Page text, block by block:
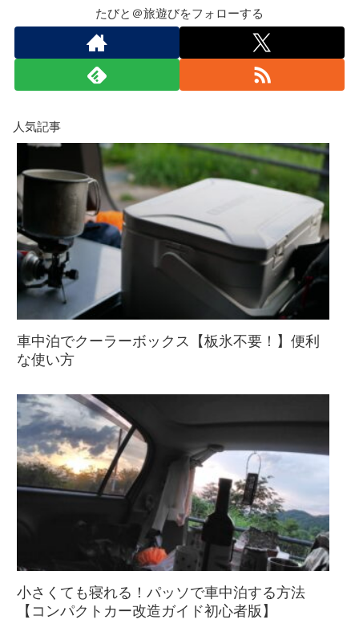
たびと＠旅遊びをフォローする
人気記事
車中泊でクーラーボックス【板氷不要！】便利
な使い方
小さくても寝れる！パッソで車中泊する方法
【コンパクトカー改造ガイド初心者版】